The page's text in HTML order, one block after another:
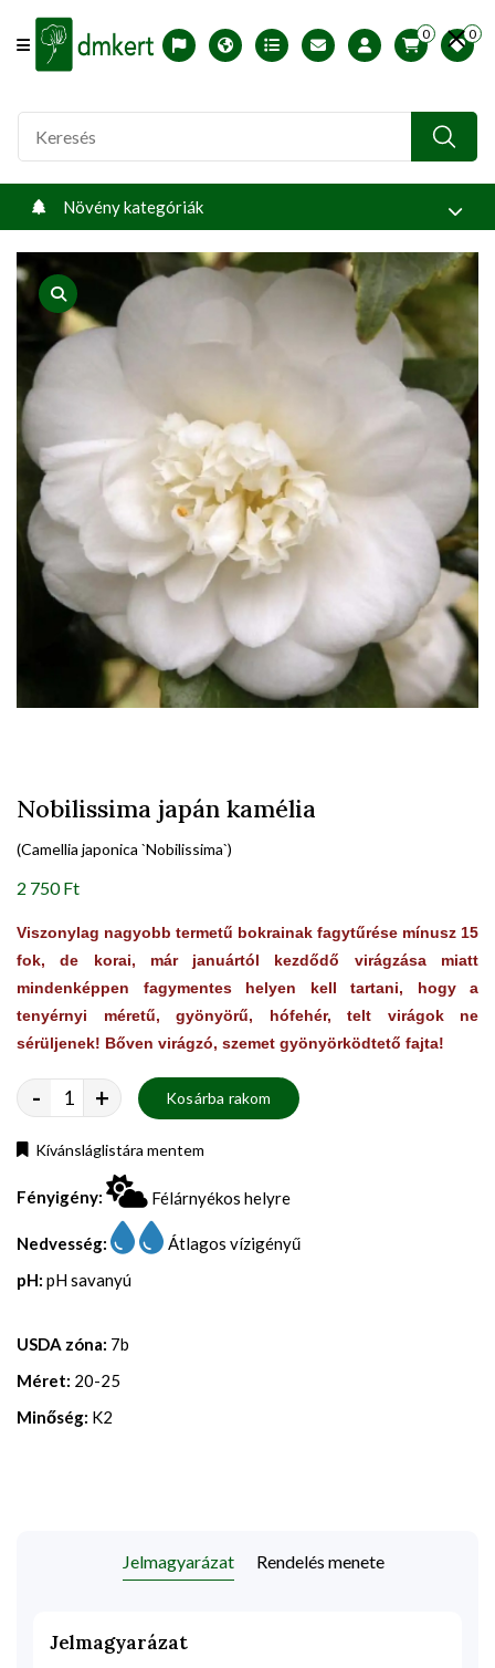
Offcanvas Menu Open
English version
Télállósági zónák
Nyomtatható ABC árjegyzék
Profilom
0 0
Növény kategóriák
product view
Nobilissima japán kamélia
(Camellia japonica `Nobilissima`)
2 750 Ft
Viszonylag nagyobb termetű bokrainak fagytűrése mínusz 15
fok, de korai, már januártól kezdődő virágzása miatt
mindenképpen fagymentes helyen kell tartani, hogy a
tenyérnyi méretű, gyönyörű, hófehér, telt virágok ne
sérüljenek! Bőven virágzó, szemet gyönyörködtető fajta!
- + Kosárba rakom
Kívánsláglistára mentem
Fényigény: Félárnyékos helyre
Nedvesség:
Átlagos vízigényű
pH: pH savanyú
USDA zóna: 7b
Méret: 20-25
Minőség: K2
Jelmagyarázat Rendelés menete
Jelmagyarázat